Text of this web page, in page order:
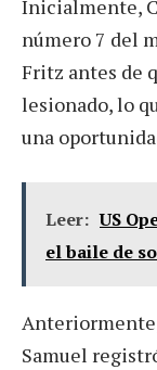
Inicialmente,
número 7 del
Fritz antes de
lesionado, lo
una
Leer: US
el baile de
Samuel